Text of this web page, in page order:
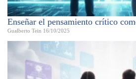
Enseñar el pensamiento crítico
Gualberto Tein 16/10/2025